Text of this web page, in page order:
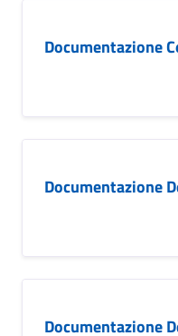
Documentazione
Documentazione
Documentazione